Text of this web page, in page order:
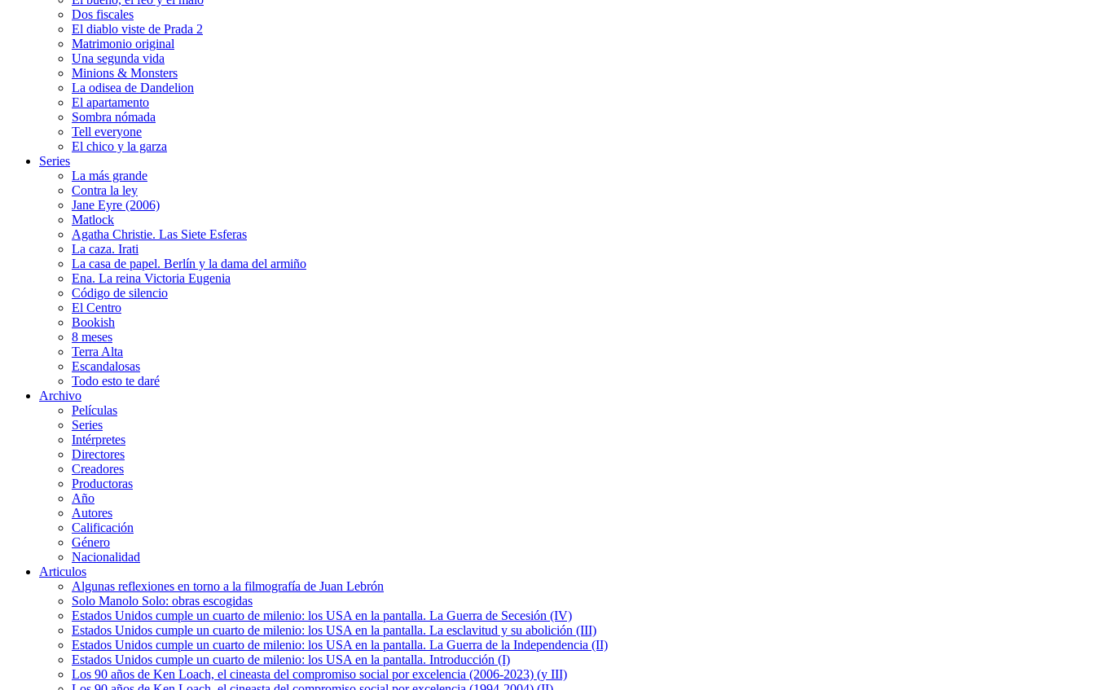
Dos fiscales
El diablo viste de Prada 2
Matrimonio original
Una segunda vida
Minions & Monsters
La odisea de Dandelion
El apartamento
Sombra nómada
Tell everyone
El chico y la garza
Series
La más grande
Contra la ley
Jane Eyre (2006)
Matlock
Agatha Christie. Las Siete Esferas
La caza. Irati
La casa de papel. Berlín y la dama del armiño
Ena. La reina Victoria Eugenia
Código de silencio
El Centro
Bookish
8 meses
Terra Alta
Escandalosas
Todo esto te daré
Archivo
Películas
Series
Intérpretes
Directores
Creadores
Productoras
Año
Autores
Calificación
Género
Nacionalidad
Articulos
Algunas reflexiones en torno a la filmografía de Juan Lebrón
Solo Manolo Solo: obras escogidas
Estados Unidos cumple un cuarto de milenio: los USA en la pantalla. La Guerra de Secesión (IV)
Estados Unidos cumple un cuarto de milenio: los USA en la pantalla. La esclavitud y su abolición (III)
Estados Unidos cumple un cuarto de milenio: los USA en la pantalla. La Guerra de la Independencia (II)
Estados Unidos cumple un cuarto de milenio: los USA en la pantalla. Introducción (I)
Los 90 años de Ken Loach, el cineasta del compromiso social por excelencia (2006-2023) (y III)